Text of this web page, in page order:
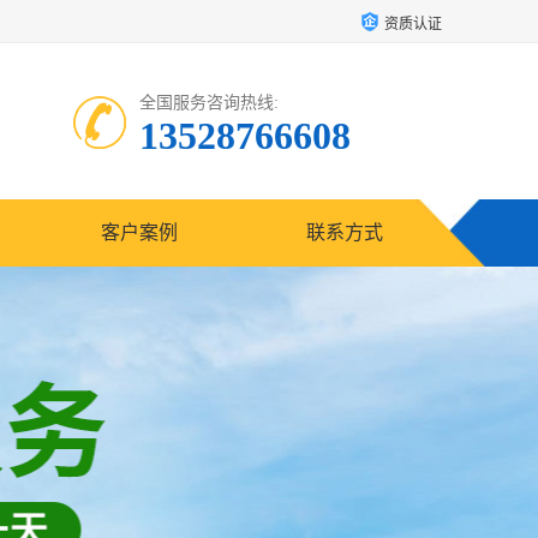
资质认证
全国服务咨询热线:
13528766608
客户案例 联系方式